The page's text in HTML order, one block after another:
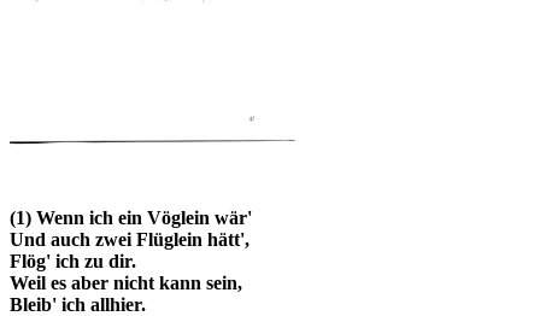
(1) Wenn ich ein Vöglein wär'
Und auch zwei Flüglein hätt',
Flög' ich zu dir.
Weil es aber nicht kann sein,
Bleib' ich allhier.